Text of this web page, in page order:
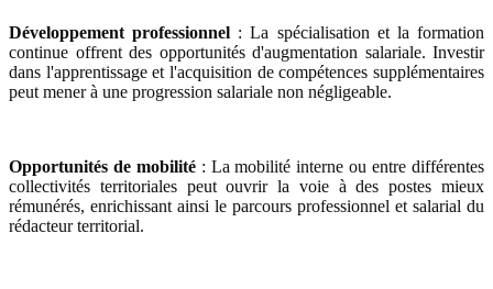
Développement professionnel : La spécialisation et la formation
continue offrent des opportunités d'augmentation salariale. Investir
dans l'apprentissage et l'acquisition de compétences supplémentaires
peut mener à une progression salariale non négligeable.
Opportunités de mobilité : La mobilité interne ou entre différentes
collectivités territoriales peut ouvrir la voie à des postes mieux
rémunérés, enrichissant ainsi le parcours professionnel et salarial du
rédacteur territorial.